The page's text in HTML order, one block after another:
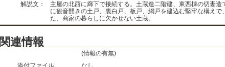
解説文：
主屋の北西に廊下で接続する。土蔵造二階建、東西棟の切妻
に観音開きの土戸、裏白戸、板戸、網戸を建込む堅牢な構え
た、商家の暮らしに欠かせない土蔵。
関連情報
(情報の有無)
添付ファイル
なし